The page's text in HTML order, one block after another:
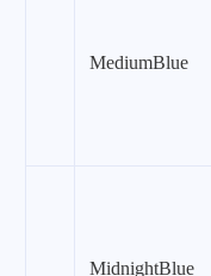
MediumBlue
MidnightBlue